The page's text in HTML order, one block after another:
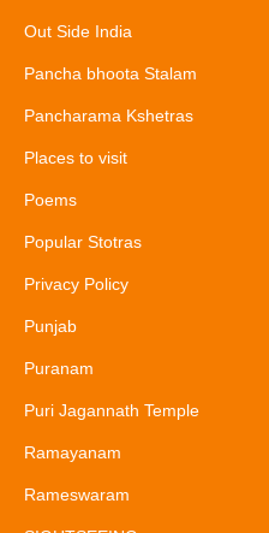
Out Side India
Pancha bhoota Stalam
Pancharama Kshetras
Places to visit
Poems
Popular Stotras
Privacy Policy
Punjab
Puranam
Puri Jagannath Temple
Ramayanam
Rameswaram